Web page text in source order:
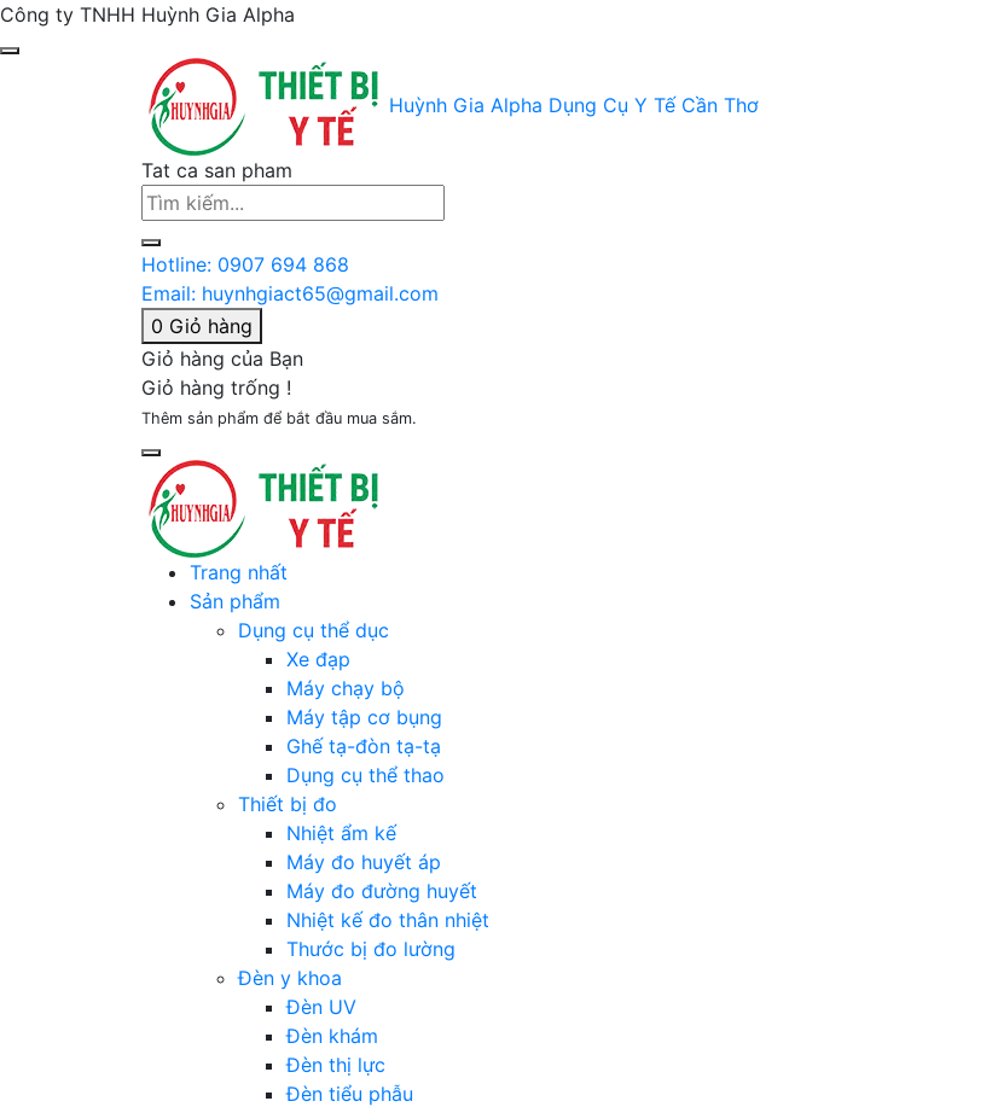
Công ty TNHH Huỳnh Gia Alpha
Huỳnh Gia Alpha Dụng Cụ Y Tế Cần Thơ
Tat ca san pham
Hotline: 0907 694 868
Email: huynhgiact65@gmail.com
0 Giỏ hàng
Giỏ hàng của Bạn
Giỏ hàng trống !
Thêm sản phẩm để bắt đầu mua sắm.
Trang nhất
Sản phẩm
Dụng cụ thể dục
Xe đạp
Máy chạy bộ
Máy tập cơ bụng
Ghế tạ-đòn tạ-tạ
Dụng cụ thể thao
Thiết bị đo
Nhiệt ẩm kế
Máy đo huyết áp
Máy đo đường huyết
Nhiệt kế đo thân nhiệt
Thước bị đo lường
Đèn y khoa
Đèn UV
Đèn khám
Đèn thị lực
Đèn tiểu phẫu